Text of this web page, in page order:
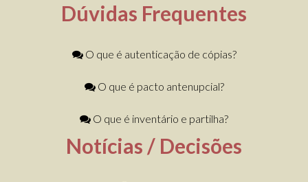
Dúvidas Frequentes
O que é autenticação de cópias?
O que é pacto antenupcial?
O que é inventário e partilha?
Notícias / Decisões